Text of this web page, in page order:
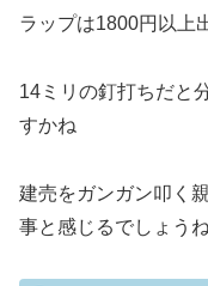
ラップは1800円以上
14ミリの釘打ちだと
すかね
建売をガンガン叩く
事と感じるでしょうね